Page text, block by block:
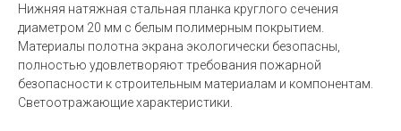
Нижняя натяжная стальная планка круглого сечения
диаметром 20 мм с белым полимерным покрытием.
Материалы полотна экрана экологически безопасны,
полностью удовлетворяют требования пожарной
безопасности к строительным материалам и компонентам.
Светоотражающие характеристики.